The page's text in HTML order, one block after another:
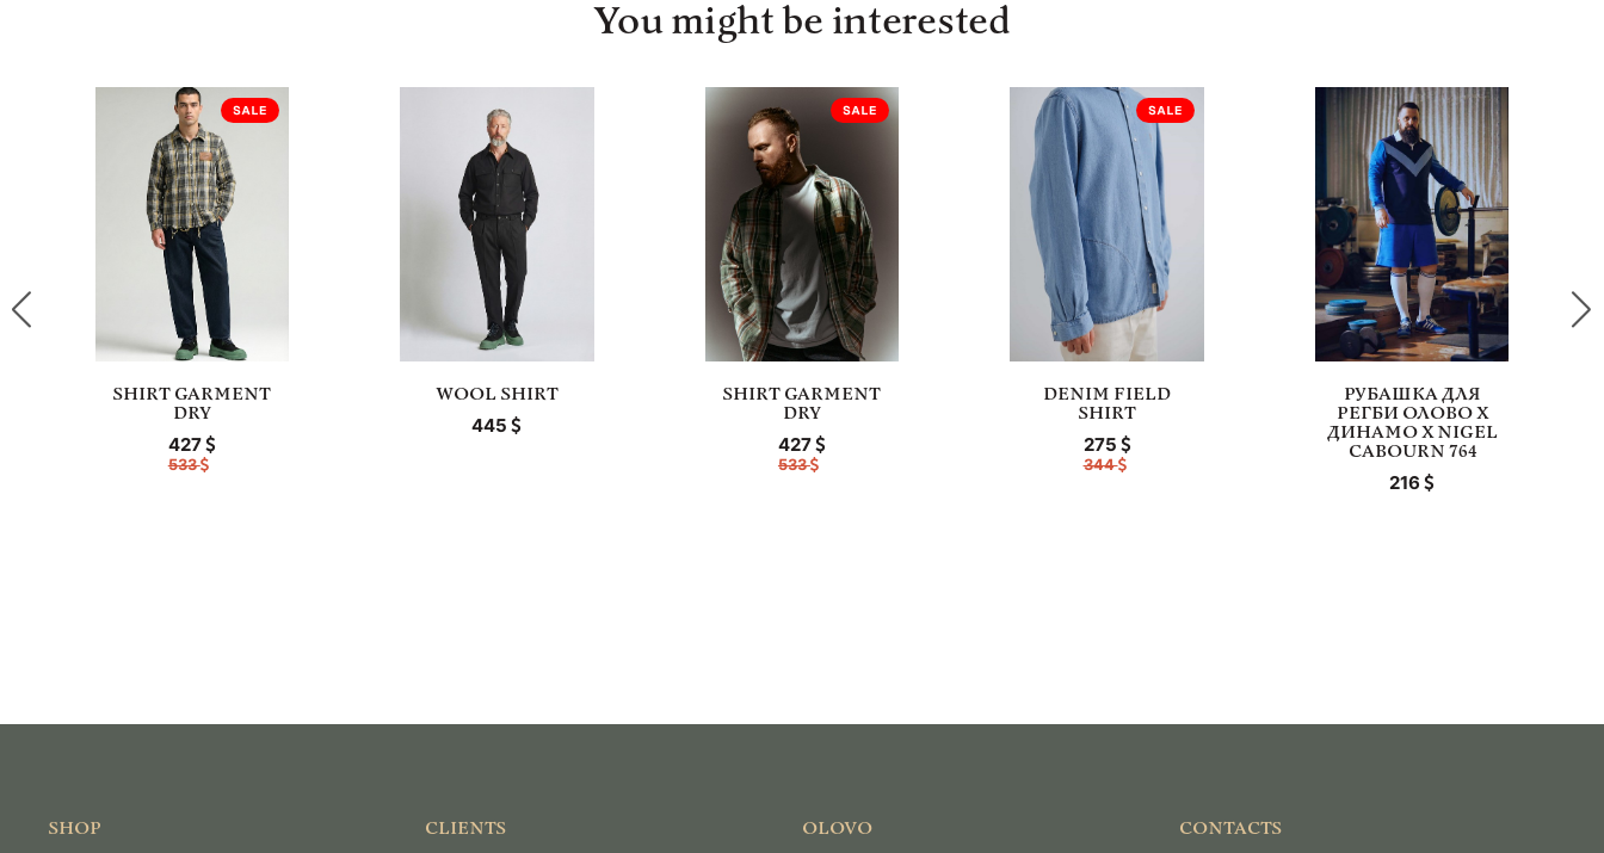
You might be interested
SHIRT GARMENT
DRY
533
427
WOOL SHIRT
445
SHIRT GARMENT
DRY
533
427
DENIM FIELD
SHIRT
344
275
РУБАШКА ДЛЯ
РЕГБИ ОЛОВО Х
ДИНАМО Х NIGEL
CABOURN 764
216
SHOP CLIENTS OLOVO CONTACTS